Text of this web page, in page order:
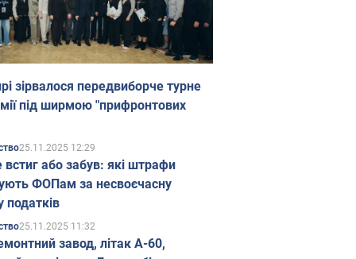
зірвалося передвиборче турне
під ширмою "прифронтових
25.11.2025 12:29
встиг або забув: які штрафи
ФОПам за несвоєчасну
податків
25.11.2025 11:32
завод, літак А-60,